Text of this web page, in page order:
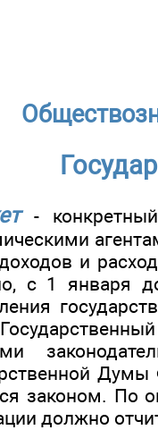
- конкретный
и
с 1 января
законом. По
должно